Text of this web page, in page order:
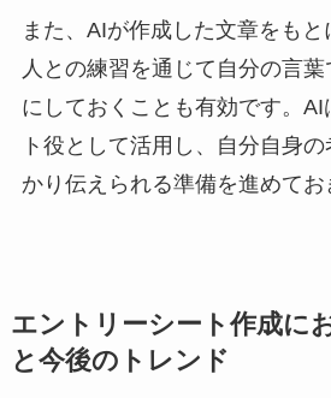
また、AIが作成した文章をも
人との練習を通じて自分の言
にしておくことも有効です。
ト役として活用し、自分自身
かり伝えられる準備を進めてお
エントリーシート作成に
と今後のトレンド